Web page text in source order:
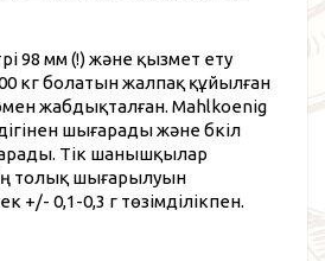
98 мм (!) және қызмет ету
кг болатын жалпақ құйылған
жабдықталған. Mahlkoenig
шығарады және бүкіл
Тік шанышқылар
толық шығарылуын
+/- 0,1-0,3 г төзімділікпен.